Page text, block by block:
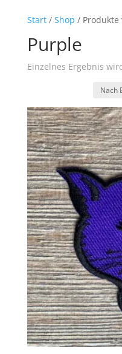
Start/ Shop / Produkte
Purple
Einzelnes Ergebnis